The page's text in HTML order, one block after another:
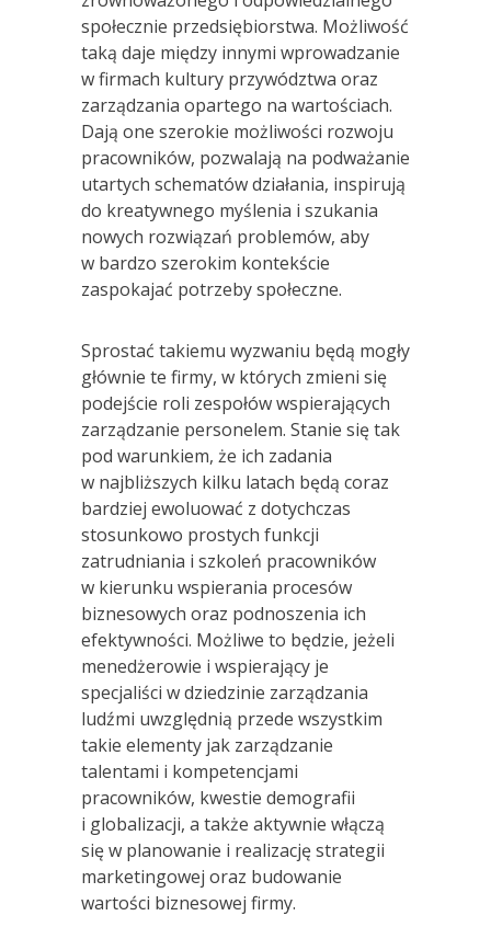
społecznie przedsiębiorstwa. Możliwość
taką daje między innymi wprowadzanie
w firmach kultury przywództwa oraz
zarządzania opartego na wartościach.
Dają one szerokie możliwości rozwoju
pracowników, pozwalają na podważanie
utartych schematów działania, inspirują
do kreatywnego myślenia i szukania
nowych rozwiązań problemów, aby
w bardzo szerokim kontekście
zaspokajać potrzeby społeczne.
Sprostać takiemu wyzwaniu będą mogły
głównie te firmy, w których zmieni się
podejście roli zespołów wspierających
zarządzanie personelem. Stanie się tak
pod warunkiem, że ich zadania
w najbliższych kilku latach będą coraz
bardziej ewoluować z dotychczas
stosunkowo prostych funkcji
zatrudniania i szkoleń pracowników
w kierunku wspierania procesów
biznesowych oraz podnoszenia ich
efektywności. Możliwe to będzie, jeżeli
menedżerowie i wspierający je
specjaliści w dziedzinie zarządzania
ludźmi uwzględnią przede wszystkim
takie elementy jak zarządzanie
talentami i kompetencjami
pracowników, kwestie demografii
i globalizacji, a także aktywnie włączą
się w planowanie i realizację strategii
marketingowej oraz budowanie
wartości biznesowej firmy.